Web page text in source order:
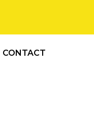
CONTACT